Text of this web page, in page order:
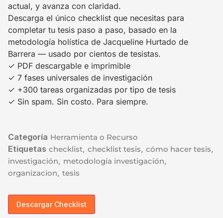
actual, y avanza con claridad.
Descarga el único checklist que necesitas para
completar tu tesis paso a paso, basado en la
metodología holística de Jacqueline Hurtado de
Barrera — usado por cientos de tesistas.
✓ PDF descargable e imprimible
✓ 7 fases universales de investigación
✓ +300 tareas organizadas por tipo de tesis
✓ Sin spam. Sin costo. Para siempre.
Categoría Herramienta o Recurso
Etiquetas checklist, checklist tesis, cómo hacer tesis,
investigación, metodología investigación,
organizacion, tesis
Descargar Checklist